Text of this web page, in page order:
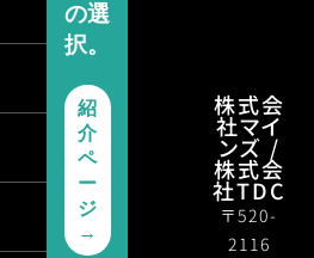
株式会
社マイ
ンズ /
株式会
社TDC
〒520-
2116
の選
択。
紹
介
ペ
ー
ジ
→